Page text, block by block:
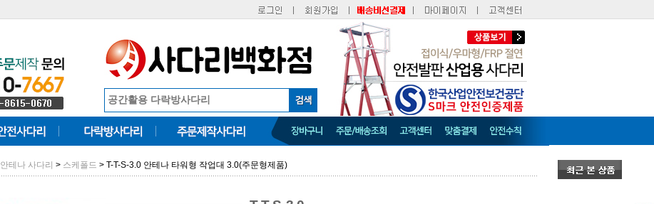
안테나 사다리 > 스케폴드 > T-T-S-3.0 안테나 타워형 작업대 3.0(주문형제품)